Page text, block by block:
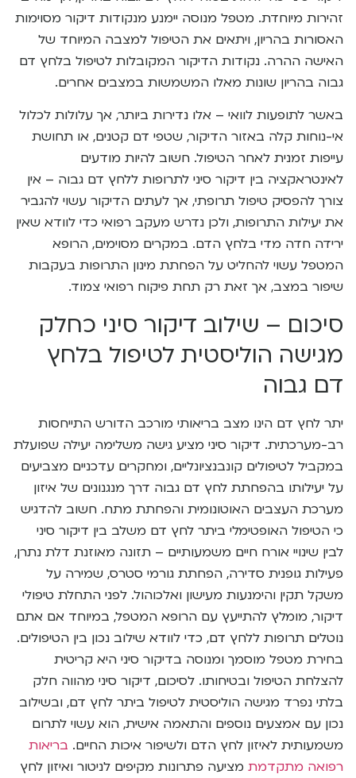
זהירות מיוחדת. מטפל מנוסה יימנע מנקודות דיקור מסוימות
האסורות בהריון, ויתאים את הטיפול למצבה המיוחד של
האישה ההרה. נקודות הדיקור המקובלות לטיפול בלחץ דם
גבוה בהריון שונות מאלו המשמשות במצבים אחרים.
באשר לתופעות לוואי – אלו נדירות ביותר, אך עלולות לכלול
אי-נוחות קלה באזור הדיקור, שטפי דם קטנים, או תחושת
עייפות זמנית לאחר הטיפול. חשוב להיות מודעים
לאינטראקציה בין דיקור סיני לתרופות ללחץ דם גבוה – אין
צורך להפסיק טיפול תרופתי, אך לעתים הדיקור עשוי להגביר
את יעילות התרופות, ולכן נדרש מעקב רפואי כדי לוודא שאין
ירידה חדה מדי בלחץ הדם. במקרים מסוימים, הרופא
המטפל עשוי להחליט על הפחתת מינון התרופות בעקבות
שיפור במצב, אך זאת רק תחת פיקוח רפואי צמוד.
סיכום – שילוב דיקור סיני כחלק
מגישה הוליסטית לטיפול בלחץ
דם גבוה
יתר לחץ דם הינו מצב בריאותי מורכב הדורש התייחסות
רב-מערכתית. דיקור סיני מציע גישה משלימה יעילה שפועלת
במקביל לטיפולים קונבנציונליים, ומחקרים עדכניים מצביעים
על יעילותו בהפחתת לחץ דם גבוה דרך מנגנונים של איזון
מערכת העצבים האוטונומית והפחתת מתח. חשוב להדגיש
כי הטיפול האופטימלי ביתר לחץ דם משלב בין דיקור סיני
לבין שינויי אורח חיים משמעותיים – תזונה מאוזנת דלת נתרן,
פעילות גופנית סדירה, הפחתת גורמי סטרס, שמירה על
משקל תקין והימנעות מעישון ואלכוהול. לפני התחלת טיפולי
דיקור, מומלץ להתייעץ עם הרופא המטפל, במיוחד אם אתם
נוטלים תרופות ללחץ דם, כדי לוודא שילוב נכון בין הטיפולים.
בחירת מטפל מוסמך ומנוסה בדיקור סיני היא קריטית
להצלחת הטיפול ובטיחותו. לסיכום, דיקור סיני מהווה חלק
בלתי נפרד מגישה הוליסטית לטיפול ביתר לחץ דם, ובשילוב
נכון עם אמצעים נוספים והתאמה אישית, הוא עשוי לתרום
משמעותית לאיזון לחץ הדם ולשיפור איכות החיים. בריאות
רפואה מתקדמת מציעה פתרונות מקיפים לניטור ואיזון לחץ